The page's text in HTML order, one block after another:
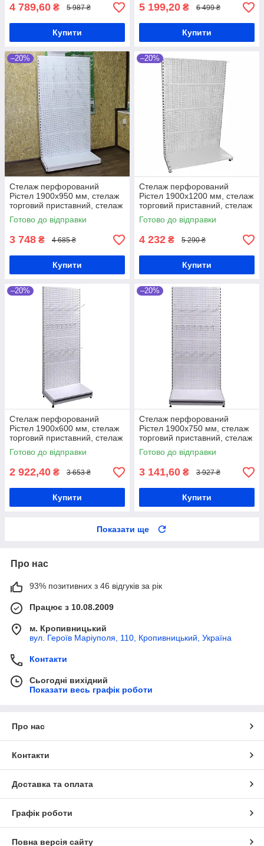
4 789,60 ₴ 5 987 ₴
Купити
5 199,20 ₴ 6 499 ₴
Купити
–20%
Стелаж перфорований
Рістел 1900х950 мм, стелаж
торговий приставний, стелаж
для інструментів, стелаж для
деталей, стелаж в магазин
Готово до відправки
3 748 ₴ 4 685 ₴
Купити
–20%
Стелаж перфорований
Рістел 1900х1200 мм, стелаж
торговий приставний, стелаж
для інструментів, стелаж для
деталей, стелаж в магазин
Готово до відправки
4 232 ₴ 5 290 ₴
Купити
–20%
Стелаж перфорований
Рістел 1900х600 мм, стелаж
торговий приставний, стелаж
для інструментів, стелаж для
деталей, стелаж в магазин
Готово до відправки
2 922,40 ₴ 3 653 ₴
Купити
–20%
Стелаж перфорований
Рістел 1900х750 мм, стелаж
торговий приставний, стелаж
для інструментів, стелаж для
деталей, стелаж в магазин
Готово до відправки
3 141,60 ₴ 3 927 ₴
Купити
Показати ще
Про нас
93% позитивних з 46 відгуків за рік
Працює з 10.08.2009
м. Кропивницький
вул. Героїв Маріуполя, 110, Кропивницький, Україна
Контакти
Сьогодні вихідний
Показати весь графік роботи
Про нас
Контакти
Доставка та оплата
Графік роботи
Повна версія сайту